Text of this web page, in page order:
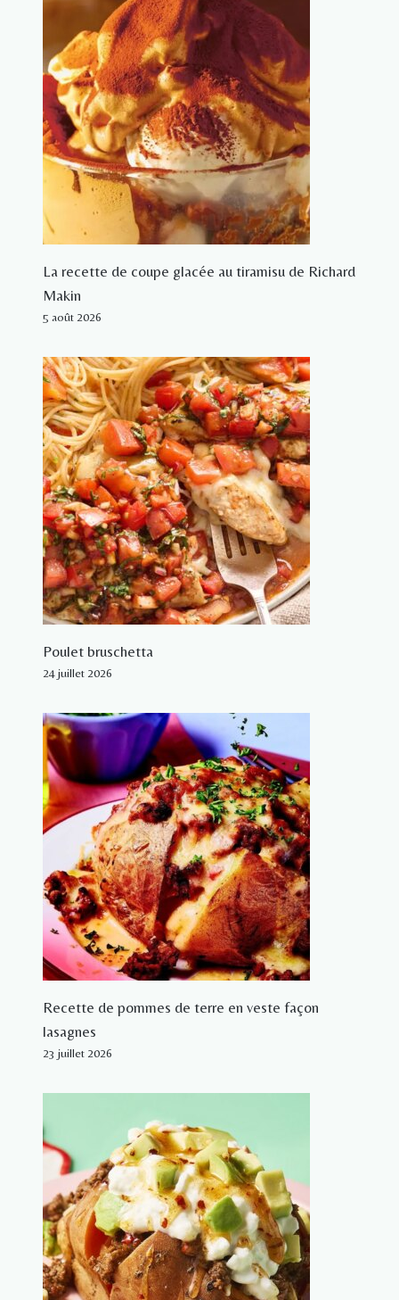
La recette de coupe glacée au tiramisu de Richard
Makin
5 août 2026
Poulet bruschetta
24 juillet 2026
Recette de pommes de terre en veste façon
lasagnes
23 juillet 2026